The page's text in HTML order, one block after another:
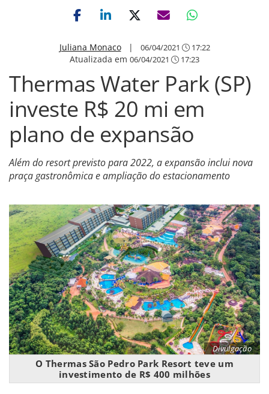
Juliana Monaco| 06/04/2021 17:22
Atualizada em 06/04/2021 17:23
Thermas Water Park (SP)
investe R$ 20 mi em
plano de expansão
Além do resort previsto para 2022, a expansão inclui nova
praça gastronômica e ampliação do estacionamento
Divulgação
O Thermas São Pedro Park Resort teve um
investimento de R$ 400 milhões